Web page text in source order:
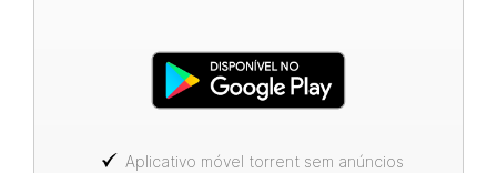
Aplicativo móvel torrent sem anúncios